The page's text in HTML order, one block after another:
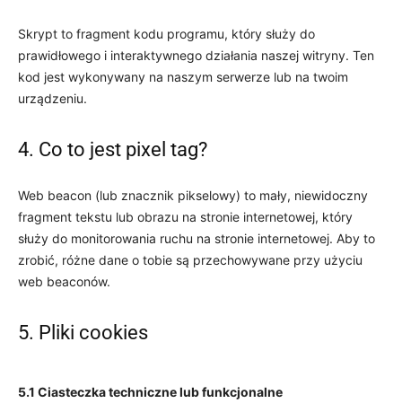
Skrypt to fragment kodu programu, który służy do
prawidłowego i interaktywnego działania naszej witryny. Ten
kod jest wykonywany na naszym serwerze lub na twoim
urządzeniu.
4. Co to jest pixel tag?
Web beacon (lub znacznik pikselowy) to mały, niewidoczny
fragment tekstu lub obrazu na stronie internetowej, który
służy do monitorowania ruchu na stronie internetowej. Aby to
zrobić, różne dane o tobie są przechowywane przy użyciu
web beaconów.
5. Pliki cookies
5.1 Ciasteczka techniczne lub funkcjonalne